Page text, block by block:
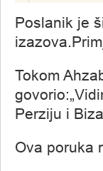
Poslanik je
Tokom
Perziju i
Ova poruka